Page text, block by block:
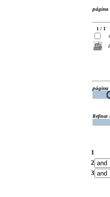
página
1 / 1
página
Refinar
1
2
3